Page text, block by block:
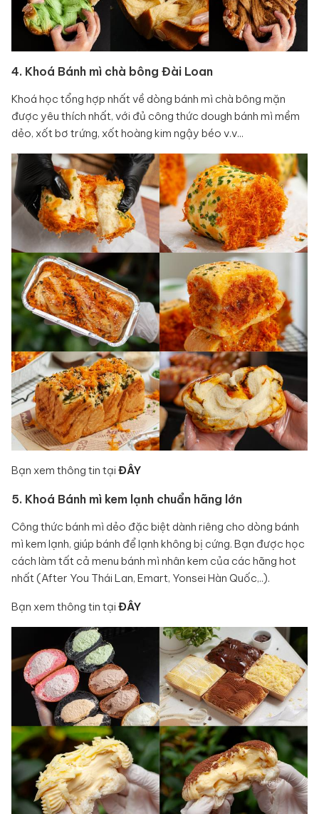
4. Khoá Bánh mì chà bông Đài Loan
Khoá học tổng hợp nhất về dòng bánh mì chà bông mặn
được yêu thích nhất, với đủ công thức dough bánh mì mềm
dẻo, xốt bơ trứng, xốt hoàng kim ngậy béo v.v...
Bạn xem thông tin tại ĐÂY
5. Khoá Bánh mì kem lạnh chuẩn hãng lớn
Công thức bánh mì dẻo đặc biệt dành riêng cho dòng bánh
mì kem lạnh, giúp bánh để lạnh không bị cứng. Bạn được học
cách làm tất cả menu bánh mì nhân kem của các hãng hot
nhất (After You Thái Lan, Emart, Yonsei Hàn Quốc,..).
Bạn xem thông tin tại ĐÂY